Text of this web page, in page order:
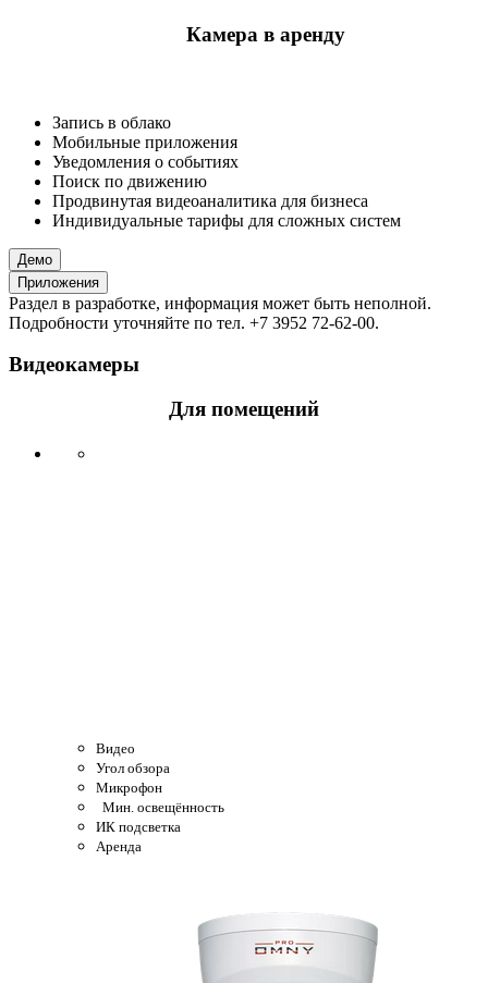
Камера в аренду
Запись в облако
Мобильные приложения
Уведомления о событиях
Поиск по движению
Продвинутая видеоаналитика для бизнеса
Индивидуальные тарифы для сложных систем
Демо
Приложения
Раздел в разработке, информация может быть неполной.
Подробности уточняйте по тел. +7 3952 72-62-00.
Видеокамеры
Для помещений
Видео
Угол обзора
Микрофон
Мин. освещённость
ИК подсветка
Аренда